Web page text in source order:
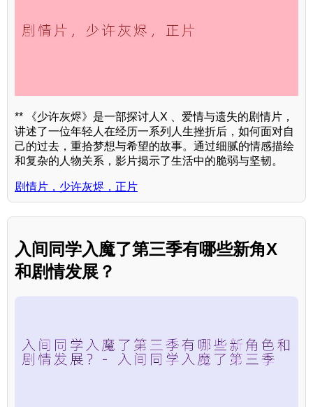
** 《少许灰烬》是一部探讨人X 、爱情与遗失的剧情片，
讲述了一位年轻人在经历一系列人生挫折后，如何面对自
己的过去，重拾梦想与希望的故事。通过细腻的情感描绘
和复杂的人物关系，影片揭示了生活中的脆弱与坚韧。
剧情片，少许灰烬，正片
入间同学入魔了第三季有哪些新角X
和剧情发展？